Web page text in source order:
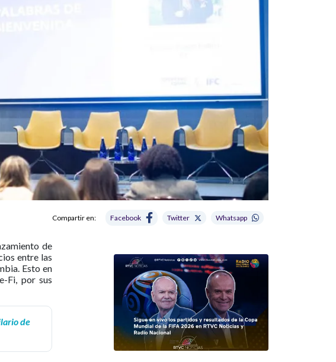
Compartir en: Facebook Twitter Whatsapp
de
entre las
Esto en
Fi, por sus
de